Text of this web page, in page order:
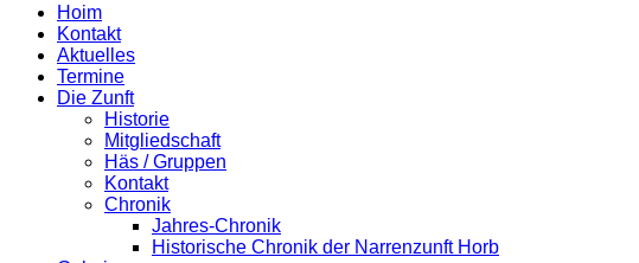
Hoim
Kontakt
Aktuelles
Termine
Die Zunft
Historie
Mitgliedschaft
Häs / Gruppen
Kontakt
Chronik
Jahres-Chronik
Historische Chronik der Narrenzunft Horb